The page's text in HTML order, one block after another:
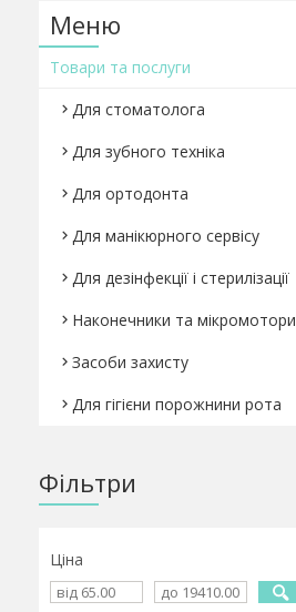
Товари та послуги
Для стоматолога
Для зубного техніка
Для ортодонта
Для манікюрного сервісу
Для дезінфекції і стерилізації
Наконечники та мікромотори
Засоби захисту
Для гігієни порожнини рота
Фільтри
Ціна